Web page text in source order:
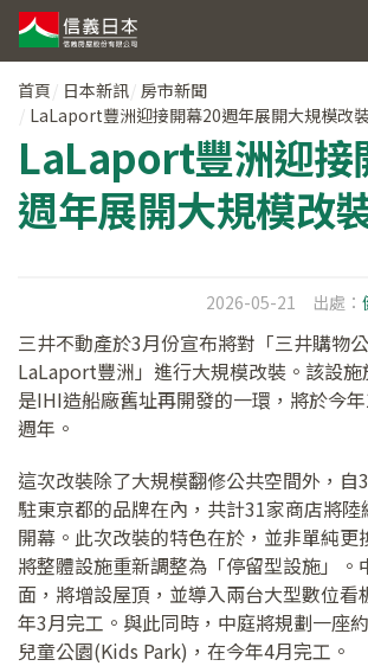
首頁 日本新訊 房市新聞
LaLaport豐洲迎接開幕20週年展開大規模改
LaLaport豐洲迎接
週年展開大規模改
2026-05-21 出處：
三井不動產於3月份宣布將對「三井購物
LaLaport豐洲」進行大規模改裝。該設施
是IHI造船廠舊址再開發的一環，將於今
週年。
這次改裝除了大規模翻修公共空間外，自
駐東京都的品牌在內，共計31家商店將
開幕。此次改裝的特色在於，並非單純更
將整體設施重新調整為「停留型設施」。
面，將增設屋頂，並導入兩台大型數位看
年3月完工。與此同時，中庭將規劃一座
兒童公園(Kids Park)，在今年4月完工。